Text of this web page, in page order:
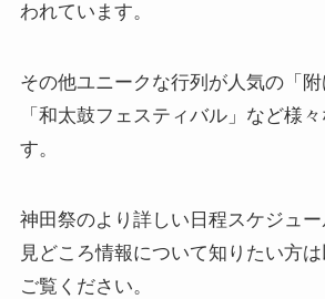
われています。
その他ユニークな行列が人気の「
「和太鼓フェスティバル」など様
す。
神田祭のより詳しい日程スケジュー
見どころ情報について知りたい方
ご覧ください。